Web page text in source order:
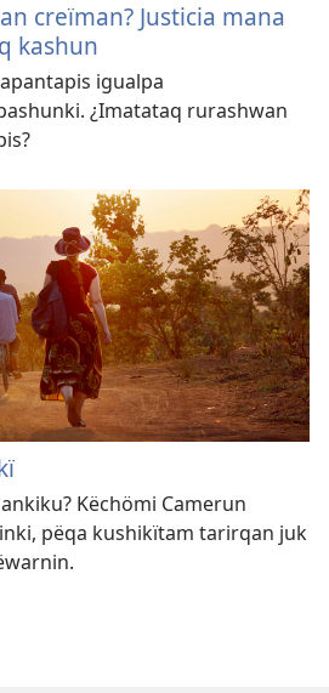
creïman? Justicia mana
kashun
igualpa
¿Imatataq rurashwan
Këchömi Camerun
pëqa kushikïtam tarirqan juk